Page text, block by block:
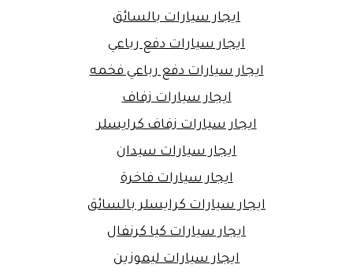
ايجار سيارات بالسائق
ايجار سيارات دفع رباعي
ايجار سيارات دفع رباعي فخمه
ايجار سيارات زفاف
ايجار سيارات زفاف كرايسلر
ايجار سيارات سيدان
ايجار سيارات فاخرة
ايجار سيارات كرايسلر بالسائق
ايجار سيارات كيا كرنفال
ايجار سيارات ليموزين